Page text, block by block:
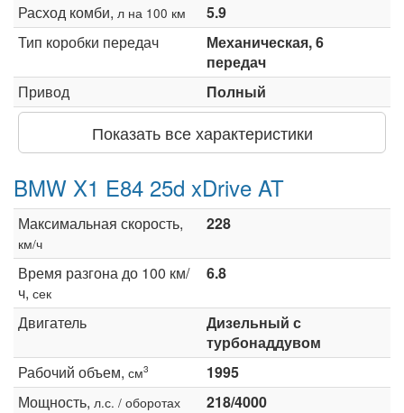
Расход комби, л на 100 км
5.9
Тип коробки передач
Механическая, 6
передач
Привод
Полный
Показать все характеристики
BMW X1 E84 25d xDrive AT
Максимальная скорость,
км/ч
228
Время разгона до 100 км/
ч, сек
6.8
Двигатель
Дизельный с
турбонаддувом
Рабочий объем, см3
1995
Мощность, л.с. / оборотах
218/4000